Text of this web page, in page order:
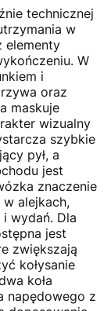
technicznej
w
elementy
W
i
oraz
maskuje
wizualny
szybkie
pył, a
jest
znaczenie
alejkach,
wydań. Dla
jest
zwiększają
kołysanie
koła
napędowego z